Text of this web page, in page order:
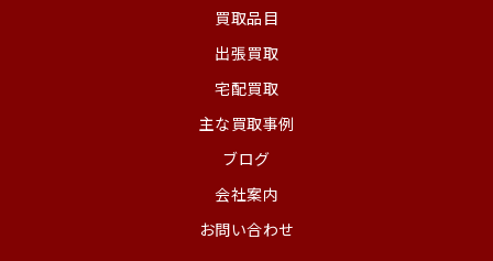
買取品目
出張買取
宅配買取
主な買取事例
ブログ
会社案内
お問い合わせ